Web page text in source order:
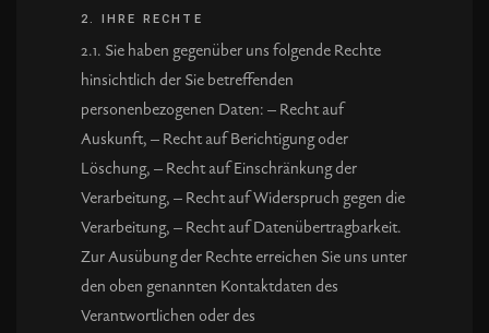
2. IHRE RECHTE
2.1. Sie haben gegenüber uns folgende Rechte
hinsichtlich der Sie betreffenden
personenbezogenen Daten: – Recht auf
Auskunft, – Recht auf Berichtigung oder
Löschung, – Recht auf Einschränkung der
Verarbeitung, – Recht auf Widerspruch gegen die
Verarbeitung, – Recht auf Datenübertragbarkeit.
Zur Ausübung der Rechte erreichen Sie uns unter
den oben genannten Kontaktdaten des
Verantwortlichen oder des